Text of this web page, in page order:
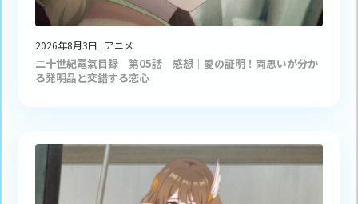
2026年8月3日 : アニメ
二十世紀電氣目録 第05話 感想｜愛の証明！両思いが分か
る発明品と交錯する恋心